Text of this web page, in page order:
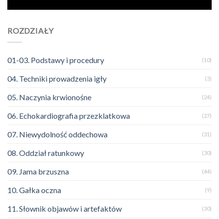
ROZDZIAŁY
01-03. Podstawy i procedury (10)
04. Techniki prowadzenia igły (3)
05. Naczynia krwionośne (24)
06. Echokardiografia przezklatkowa (27)
07. Niewydolność oddechowa (31)
08. Oddział ratunkowy (30)
09. Jama brzuszna (44)
10. Gałka oczna (9)
11. Słownik objawów i artefaktów (30)